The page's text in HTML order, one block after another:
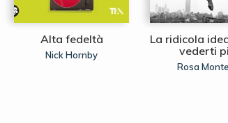
Alta fedeltà
Nick Hornby
La ridicola
vederti
Rosa